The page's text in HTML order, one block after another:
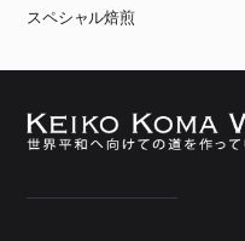
スペシャル焙煎